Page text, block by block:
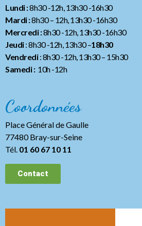
Lundi :8h30 -12h, 13h30 -16h30
Mardi :8h30 – 12h, 13h30 -16h30
Mercredi :8h30 -12h, 13h30 -16h30
Jeudi: 8h30 -12h, 13h30 –18h30
Vendredi: 8h30 -12h, 13h30– 15h30
Samedi :10h -12h
Coordonnées
Place Général de Gaulle
77480 Bray-sur-Seine
Tél. 01 60 67 10 11
Contact